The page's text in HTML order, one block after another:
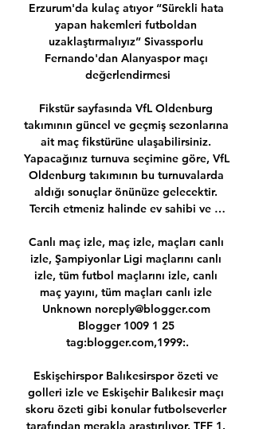
Erzurum'da kulaç atıyor “Sürekli hata
yapan hakemleri futboldan
uzaklaştırmalıyız” Sivassporlu
Fernando'dan Alanyaspor maçı
değerlendirmesi
Fikstür sayfasında VfL Oldenburg
takımının güncel ve geçmiş sezonlarına
ait maç fikstürüne ulaşabilirsiniz.
Yapacağınız turnuva seçimine göre, VfL
Oldenburg takımının bu turnuvalarda
aldığı sonuçlar önünüze gelecektir.
Tercih etmeniz halinde ev sahibi ve …
Canlı maç izle, maç izle, maçları canlı
izle, Şampiyonlar Ligi maçlarını canlı
izle, tüm futbol maçlarını izle, canlı
maç yayını, tüm maçları canlı izle
Unknown noreply@blogger.com
Blogger 1009 1 25
tag:blogger.com,1999:.
Eskişehirspor Balıkesirspor özeti ve
golleri izle ve Eskişehir Balıkesir maçı
skoru özeti gibi konular futbolseverler